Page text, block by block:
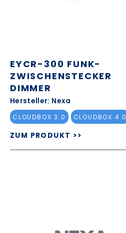
EYCR-300 FUNK-
ZWISCHENSTECKER
DIMMER
Hersteller: Nexa
CLOUDBOX 3.0 CLOUDBOX 4.0
ZUM PRODUKT >>